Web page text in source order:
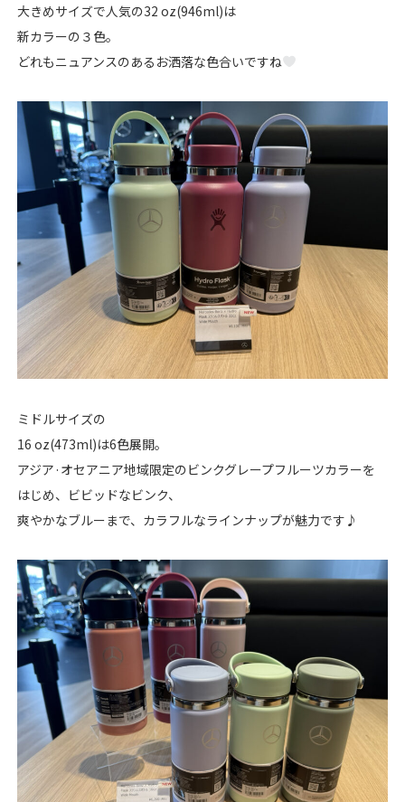
大きめサイズで人気の32 oz(946ml)は
新カラーの３色。
どれもニュアンスのあるお洒落な色合いですね
ミドルサイズの
16 oz(473ml)は6色展開。
アジア·オセアニア地域限定のビンクグレープフルーツカラーを
はじめ、ビビッドなビンク、
爽やかなブルーまで、カラフルなラインナップが魅力です♪